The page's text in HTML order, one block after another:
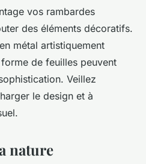
vos rambardes
des éléments décoratifs.
métal artistiquement
de feuilles peuvent
Veillez
le design et à
nature